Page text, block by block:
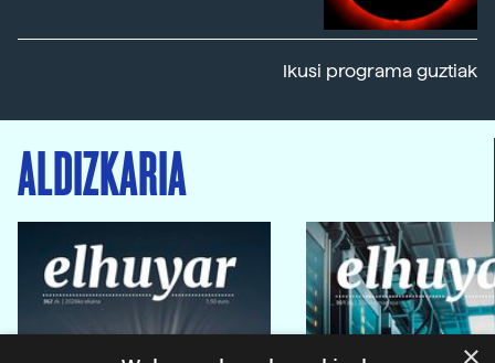
Ikusi programa guztiak
ALDIZKARIA